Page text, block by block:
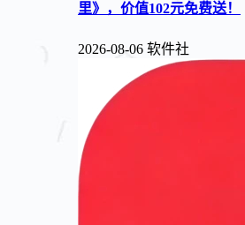
里》，价值102元免费送！
2026-08-06 软件社